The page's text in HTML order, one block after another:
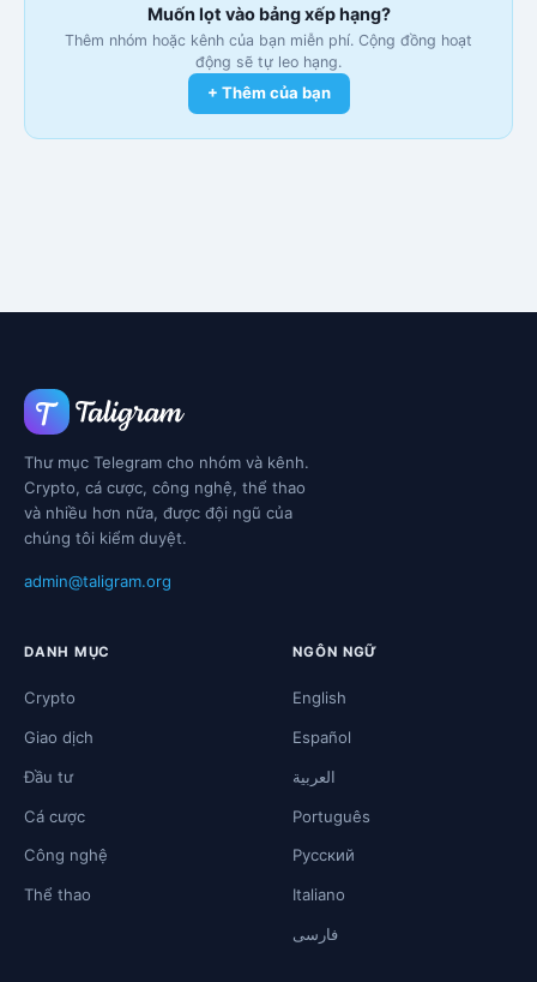
Muốn lọt vào bảng xếp hạng?
Thêm nhóm hoặc kênh của bạn miễn phí. Cộng đồng hoạt
động sẽ tự leo hạng.
+ Thêm của bạn
Thư mục Telegram cho nhóm và kênh.
Crypto, cá cược, công nghệ, thể thao
và nhiều hơn nữa, được đội ngũ của
chúng tôi kiểm duyệt.
admin@taligram.org
DANH MỤC
Crypto
Giao dịch
Đầu tư
Cá cược
Công nghệ
Thể thao
NGÔN NGỮ
English
Español
العربية
Português
Русский
Italiano
فارسی